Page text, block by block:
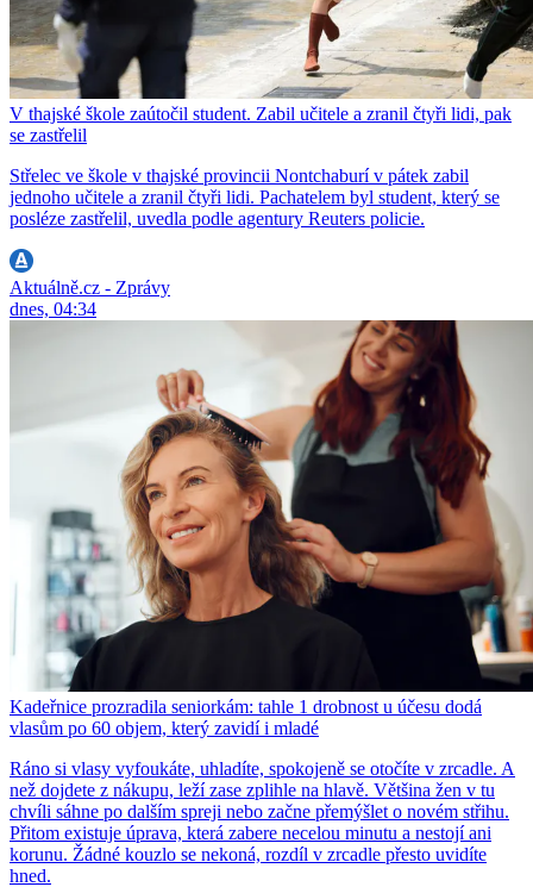
V thajské škole zaútočil student. Zabil učitele a zranil čtyři lidi, pak
se zastřelil
Střelec ve škole v thajské provincii Nontchaburí v pátek zabil
jednoho učitele a zranil čtyři lidi. Pachatelem byl student, který se
posléze zastřelil, uvedla podle agentury Reuters policie.
Aktuálně.cz - Zprávy
dnes, 04:34
Kadeřnice prozradila seniorkám: tahle 1 drobnost u účesu dodá
vlasům po 60 objem, který zavidí i mladé
Ráno si vlasy vyfoukáte, uhladíte, spokojeně se otočíte v zrcadle. A
než dojdete z nákupu, leží zase zplihle na hlavě. Většina žen v tu
chvíli sáhne po dalším spreji nebo začne přemýšlet o novém střihu.
Přitom existuje úprava, která zabere necelou minutu a nestojí ani
korunu. Žádné kouzlo se nekoná, rozdíl v zrcadle přesto uvidíte
hned.